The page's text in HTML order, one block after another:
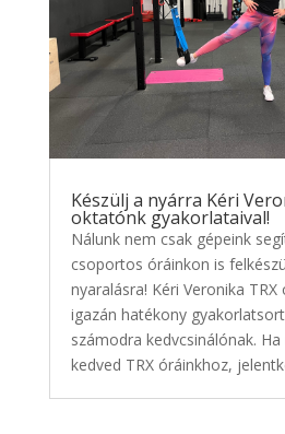
Készülj a nyárra Kéri
oktatónk gyakorlataival!
Nálunk nem csak gépeink
csoportos óráinkon is
nyaralásra! Kéri Veronika
igazán hatékony
számodra kedvcsinálónak.
kedved TRX óráinkhoz,